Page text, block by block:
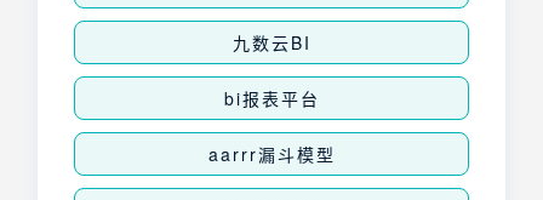
九数云BI
bi报表平台
aarrr漏斗模型